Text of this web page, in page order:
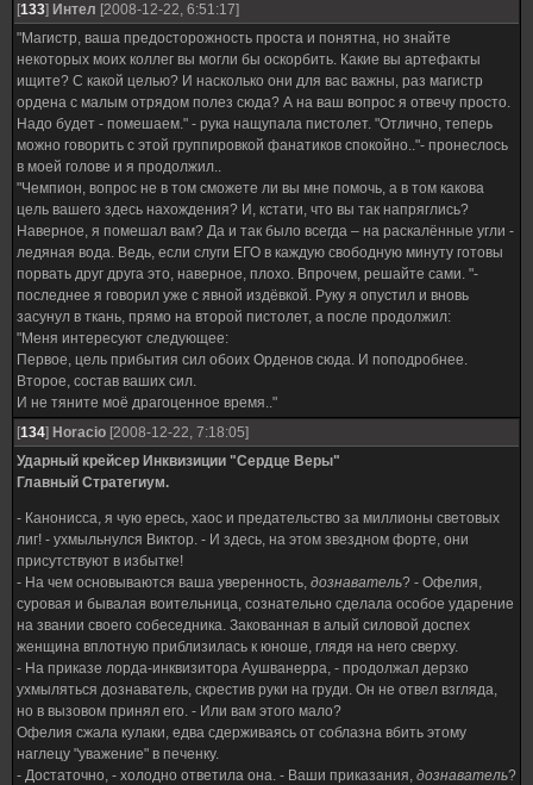
[133] Интел [2008-12-22, 6:51:17]
"Магистр, ваша предосторожность проста и понятна, но знайте
некоторых моих коллег вы могли бы оскорбить. Какие вы артефакты
ищите? С какой целью? И насколько они для вас важны, раз магистр
ордена с малым отрядом полез сюда? А на ваш вопрос я отвечу просто.
Надо будет - помешаем." - рука нащупала пистолет. "Отлично, теперь
можно говорить с этой группировкой фанатиков спокойно.."- пронеслось
в моей голове и я продолжил..
"Чемпион, вопрос не в том сможете ли вы мне помочь, а в том какова
цель вашего здесь нахождения? И, кстати, что вы так напряглись?
Наверное, я помешал вам? Да и так было всегда – на раскалённые угли -
ледяная вода. Ведь, если слуги ЕГО в каждую свободную минуту готовы
порвать друг друга это, наверное, плохо. Впрочем, решайте сами. "-
последнее я говорил уже с явной издёвкой. Руку я опустил и вновь
засунул в ткань, прямо на второй пистолет, а после продолжил:
"Меня интересуют следующее:
Первое, цель прибытия сил обоих Орденов сюда. И поподробнее.
Второе, состав ваших сил.
И не тяните моё драгоценное время.."
[134] Horacio [2008-12-22, 7:18:05]
Ударный крейсер Инквизиции "Сердце Веры"
Главный Стратегиум.
- Канонисса, я чую ересь, хаос и предательство за миллионы световых
лиг! - ухмыльнулся Виктор. - И здесь, на этом звездном форте, они
присутствуют в избытке!
- На чем основываются ваша уверенность, дознаватель? - Офелия,
суровая и бывалая воительница, сознательно сделала особое ударение
на звании своего собеседника. Закованная в алый силовой доспех
женщина вплотную приблизилась к юноше, глядя на него сверху.
- На приказе лорда-инквизитора Аушванерра, - продолжал дерзко
ухмыляться дознаватель, скрестив руки на груди. Он не отвел взгляда,
но в вызовом принял его. - Или вам этого мало?
Офелия сжала кулаки, едва сдерживаясь от соблазна вбить этому
наглецу "уважение" в печенку.
- Достаточно, - холодно ответила она. - Ваши приказания, дознаватель?